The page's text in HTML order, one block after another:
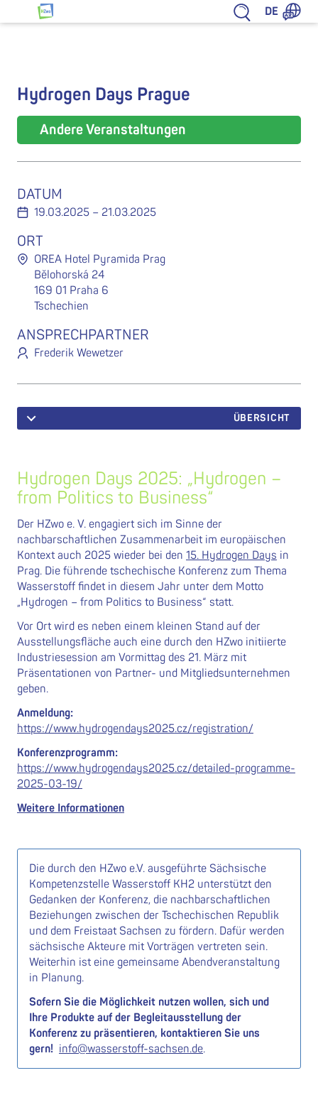
Zum Inhalt springen
HZwo – Antrieb für Sachsen
DE
Hydrogen Days Prague
Andere Veranstaltungen
DATUM
19.03.2025 – 21.03.2025
ORT
OREA Hotel Pyramida Prag
Bělohorská 24
169 01 Praha 6
Tschechien
ANSPRECHPARTNER
Frederik Wewetzer
ÜBERSICHT
Hydrogen Days 2025: „Hydrogen –
from Politics to Business“
Der HZwo e. V. engagiert sich im Sinne der
nachbarschaftlichen Zusammenarbeit im europäischen
Kontext auch 2025 wieder bei den 15. Hydrogen Days in
Prag. Die führende tschechische Konferenz zum Thema
Wasserstoff findet in diesem Jahr unter dem Motto
„Hydrogen – from Politics to Business“ statt.
Vor Ort wird es neben einem kleinen Stand auf der
Ausstellungsfläche auch eine durch den HZwo initiierte
Industriesession am Vormittag des 21. März mit
Präsentationen von Partner- und Mitgliedsunternehmen
geben.
Anmeldung:
https://www.hydrogendays2025.cz/registration/
Konferenzprogramm:
https://www.hydrogendays2025.cz/detailed-programme-
2025-03-19/
Weitere Informationen
Die durch den HZwo e.V. ausgeführte Sächsische
Kompetenzstelle Wasserstoff KH2 unterstützt den
Gedanken der Konferenz, die nachbarschaftlichen
Beziehungen zwischen der Tschechischen Republik
und dem Freistaat Sachsen zu fördern. Dafür werden
sächsische Akteure mit Vorträgen vertreten sein.
Weiterhin ist eine gemeinsame Abendveranstaltung
in Planung.
Sofern Sie die Möglichkeit nutzen wollen, sich und
Ihre Produkte auf der Begleitausstellung der
Konferenz zu präsentieren, kontaktieren Sie uns
gern! info@wasserstoff-sachsen.de.